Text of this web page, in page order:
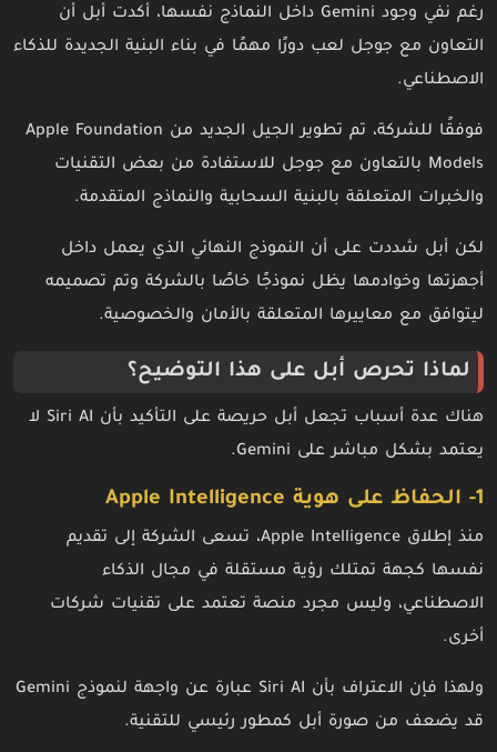
رغم نفي وجود Gemini داخل النماذج نفسها، أكدت أبل أن
التعاون مع جوجل لعب دورًا مهمًا في بناء البنية الجديدة للذكاء
الاصطناعي.
فوفقًا للشركة، تم تطوير الجيل الجديد من Apple Foundation
Models بالتعاون مع جوجل للاستفادة من بعض التقنيات
والخبرات المتعلقة بالبنية السحابية والنماذج المتقدمة.
لكن أبل شددت على أن النموذج النهائي الذي يعمل داخل
أجهزتها وخوادمها يظل نموذجًا خاصًا بالشركة وتم تصميمه
ليتوافق مع معاييرها المتعلقة بالأمان والخصوصية.
لماذا تحرص أبل على هذا التوضيح؟
هناك عدة أسباب تجعل أبل حريصة على التأكيد بأن Siri AI لا
يعتمد بشكل مباشر على Gemini.
1- الحفاظ على هوية Apple Intelligence
منذ إطلاق Apple Intelligence، تسعى الشركة إلى تقديم
نفسها كجهة تمتلك رؤية مستقلة في مجال الذكاء
الاصطناعي، وليس مجرد منصة تعتمد على تقنيات شركات
أخرى.
ولهذا فإن الاعتراف بأن Siri AI عبارة عن واجهة لنموذج Gemini
قد يضعف من صورة أبل كمطور رئيسي للتقنية.